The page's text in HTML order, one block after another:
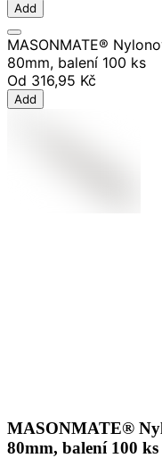
Add
MASONMATE®
80mm, balení 100 ks
Od 316,95 Kč
Add
MASONMATE®
80mm, balení 100 ks